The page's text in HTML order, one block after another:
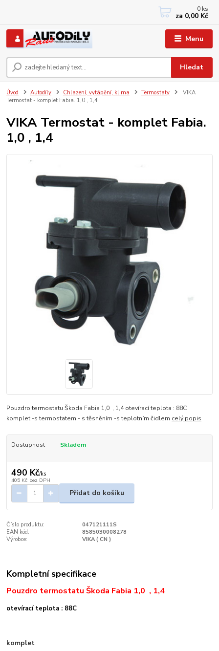
Menu
Hledat
+420 733767377
PO-PÁ: 8 - 12, 13 - 17
0 ks
za 0,00 Kč
Úvod Autodíly Chlazení, vytápění, klima Termostaty
VIKA
Termostat - komplet Fabia. 1,0 , 1,4
VIKA Termostat - komplet Fabia.
1,0 , 1,4
Pouzdro termostatu Škoda Fabia 1,0 , 1,4 otevírací teplota : 88C
komplet -s termostatem - s těsněním -s teplotním čidlem celý popis
Dostupnost Skladem
490 Kč/ks
405 Kč bez DPH
Přidat do košíku
Číslo produktu:
047121111S
EAN kód:
8585030008278
Výrobce:
VIKA ( CN )
Kompletní specifikace
Pouzdro termostatu Škoda Fabia 1,0 , 1,4
otevírací teplota : 88C
komplet